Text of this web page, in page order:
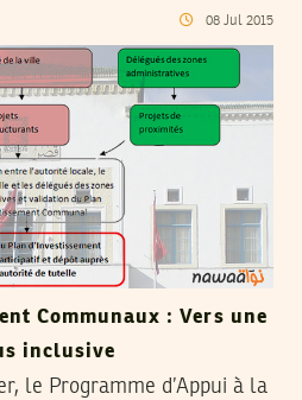
08 Jul 2015
Communaux : Vers une
inclusive
le Programme d’Appui à la